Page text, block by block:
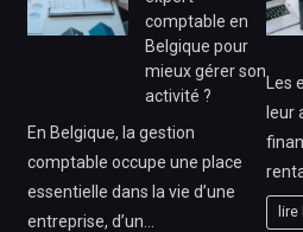
comptable en
Belgique pour
mieux gérer son
activité ?
En Belgique, la gestion
comptable occupe une place
essentielle dans la vie d’une
entreprise, d’un…
leur